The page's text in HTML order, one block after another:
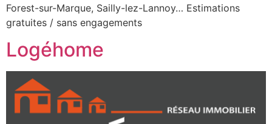
Forest-sur-Marque, Sailly-lez-Lannoy… Estimations
gratuites / sans engagements
Logéhome